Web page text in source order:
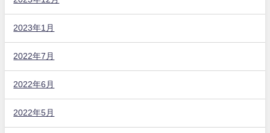
2023年1月
2022年7月
2022年6月
2022年5月